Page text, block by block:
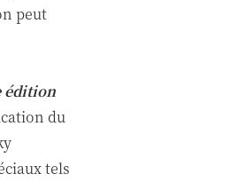
peut
édition
du
tels